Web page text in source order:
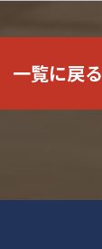
一覧に戻る